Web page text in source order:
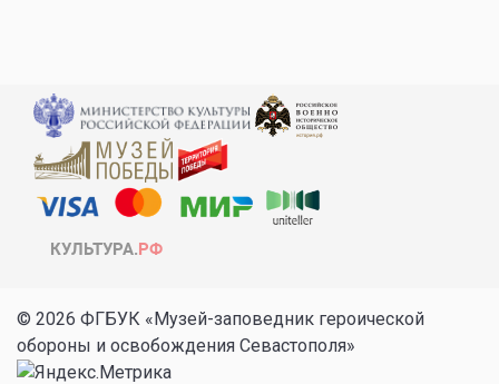
© 2026 ФГБУК «Музей-заповедник героической
обороны и освобождения Севастополя»